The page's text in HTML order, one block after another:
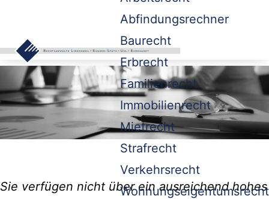
Abfindungsrechner
Baurecht
Erbrecht
Familienrecht
Immobilienrecht
Mietrecht
Strafrecht
Verkehrsrecht
Wohnungseigentumsrecht
Sie verfügen nicht über ein ausreichend hohes